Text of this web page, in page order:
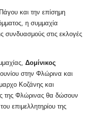
και την επίσημη
η συμμαχία
συνδυασμούς στις εκλογές
Δομίνικος
στην Φλώρινα και
Κοζάνης και
της Φλώρινας θα δώσουν
επιμελλητηρίου της